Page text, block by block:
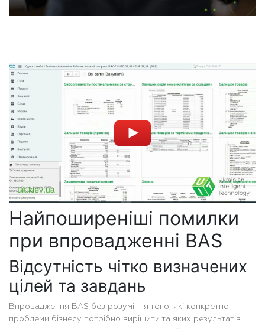
Найпоширеніші помилки
при впровадженні BAS
Відсутність чітко визначених
цілей та завдань
Впровадження BAS без розуміння того, які конкретно
проблеми бізнесу потрібно вирішити та яких результатів